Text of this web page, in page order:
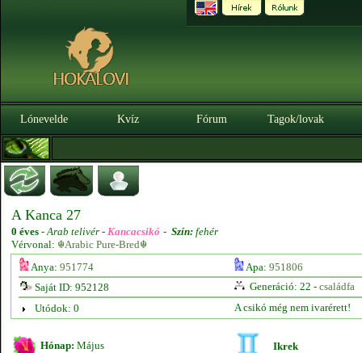
Lónevelde Kvíz Fórum Tagok/lovak
A Kanca 27
0 éves -Arab telivér - Kancacsikó - Szín: fehér
Vérvonal: ☬Arabic Pure-Bred☬
Anya: 951774 Apa: 951806
Saját ID: 952128
Generáció: 22 - családfa
Utódok: 0
A csikó még nem ivarérett!
Hónap: Május Ikrek